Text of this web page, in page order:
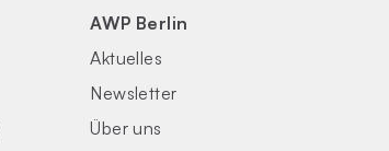
AWP Berlin
Aktuelles
Newsletter
Über uns